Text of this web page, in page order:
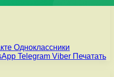
Одноклассники
Telegram Viber Печатать